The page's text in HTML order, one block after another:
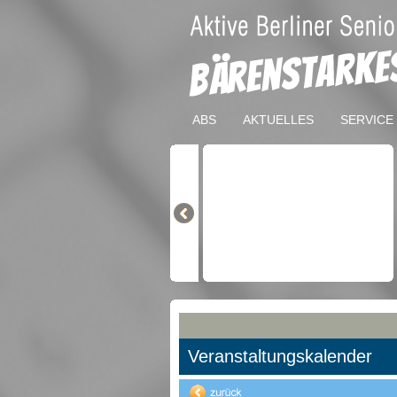
ABS AKTUELLES SERVICE
Veranstaltungskalender